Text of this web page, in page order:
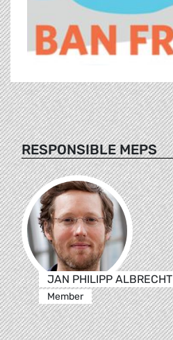
RESPONSIBLE MEPS
JAN PHILIPP ALBRECHT
Member